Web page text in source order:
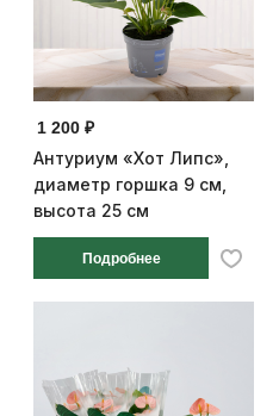
1 200 ₽
Антуриум «Хот Липс»,
диаметр горшка 9 см,
высота 25 см
Подробнее